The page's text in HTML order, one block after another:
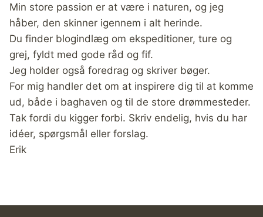
Min store passion er at være i naturen, og jeg
håber, den skinner igennem i alt herinde.
Du finder blogindlæg om ekspeditioner, ture og
grej, fyldt med gode råd og fif.
Jeg holder også foredrag og skriver bøger.
For mig handler det om at inspirere dig til at komme
ud, både i baghaven og til de store drømmesteder.
Tak fordi du kigger forbi. Skriv endelig, hvis du har
idéer, spørgsmål eller forslag.
Erik